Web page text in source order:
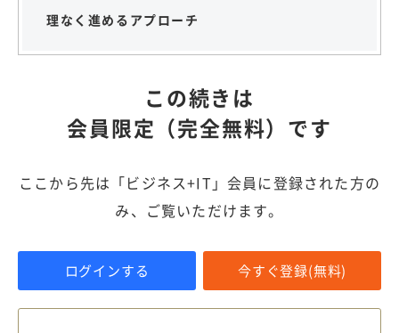
理なく進めるアプローチ
この続きは
会員限定（完全無料）です
ここから先は「ビジネス+IT」会員に登録された方の
み、ご覧いただけます。
ログインする 今すぐ登録(無料)